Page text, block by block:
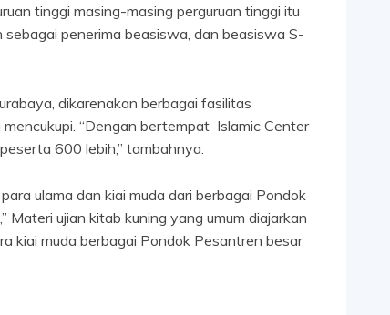
tinggi masing-masing perguruan tinggi itu
penerima beasiswa, dan beasiswa S-
dikarenakan berbagai fasilitas
“Dengan bertempat Islamic Center
600 lebih,” tambahnya.
ulama dan kiai muda dari berbagai Pondok
Materi ujian kitab kuning yang umum diajarkan
kiai muda berbagai Pondok Pesantren besar